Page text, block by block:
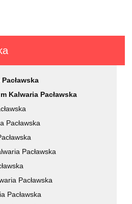
Kalwaria Pacławska
Pacławska
Pacławska
Pacławska
Pacławska